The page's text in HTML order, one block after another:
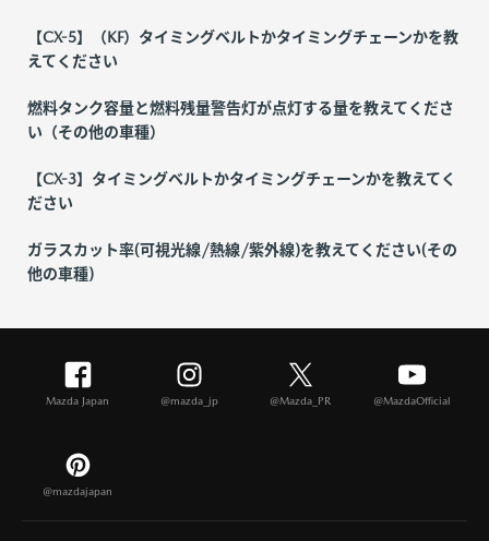
【CX-5】（KF）タイミングベルトかタイミングチェーンかを教
えてください
燃料タンク容量と燃料残量警告灯が点灯する量を教えてくださ
い（その他の車種）
【CX-3】タイミングベルトかタイミングチェーンかを教えてく
ださい
ガラスカット率(可視光線/熱線/紫外線)を教えてください(その
他の車種)
Mazda Japan @mazda_jp @Mazda_PR @MazdaOfficial
@mazdajapan